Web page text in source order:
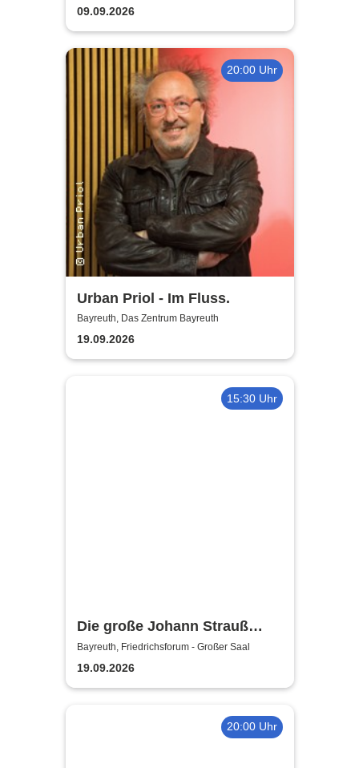
2026
09.09.2026
20:00 Uhr
Urban Priol - Im Fluss.
Bayreuth, Das Zentrum Bayreuth
19.09.2026
15:30 Uhr
Die große Johann Strauß
Gala - unsterbliche Arien &
Duette der Strauß Familie
Bayreuth, Friedrichsforum - Großer Saal
19.09.2026
20:00 Uhr